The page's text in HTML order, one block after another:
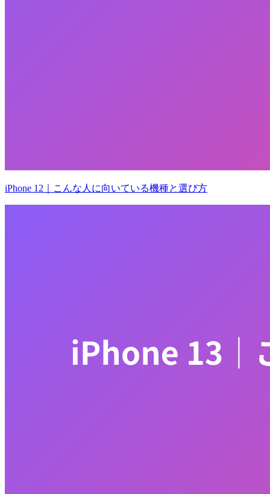
iPhone 12｜こんな人に向いている機種と選び方